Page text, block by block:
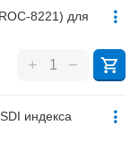
8221) для
+ −
индекса